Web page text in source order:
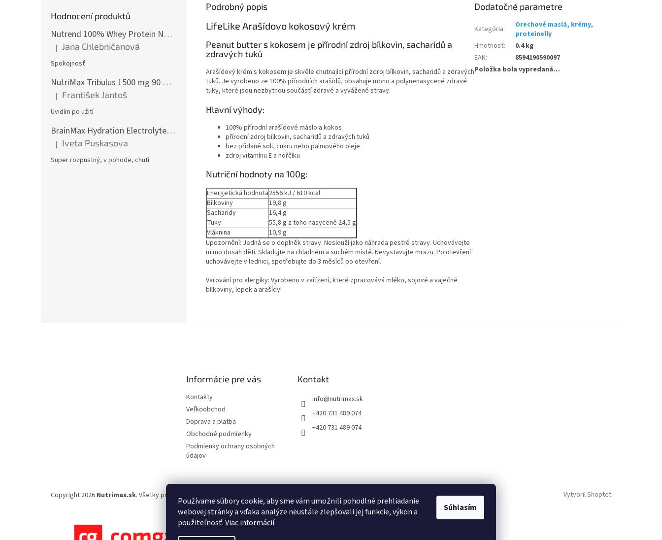
Používame súbory cookie, aby sme vám umožnili pohodlné prehliadanie
webovej stránky a vďaka analýze neustále zlepšovali jej funkcie, výkon a
použiteľnosť.Viac informácií
Súhlasím
Hodnocení produktů
Nutrend 100% Whey Protein NEW 2250 g
Hodnotenie produktu je 5 z 5 hviezdičiek.
| Jana Chlebničanová
Spokojnosť
NutriMax Tribulus 1500 mg 90 %, Kotvičník, Extra silný, 90 tablet
Hodnotenie produktu je 5 z 5 hviezdičiek.
| František Jantoš
Uvidím po užití
BrainMax Hydration Electrolytes, Hydratační elektrolyty, Citrón, 300 g
Hodnotenie produktu je 5 z 5 hviezdičiek.
| Iveta Puskasova
Super rozpustný, v pohode, chuti
Podrobný popis
LifeLike Arašídovo kokosový krém
Peanut butter s kokosem je přírodní zdroj bílkovin, sacharidů a
zdravých tuků
Arašídový krém s kokosem je skvěle chutnající přírodní zdroj bílkovin, sacharidů a zdravých
tuků. Je vyrobeno ze 100% přírodních arašídů, obsahuje mono a polynenasycené zdravé
tuky, které jsou nezbytnou součástí zdravé a vyvážené stravy.
Hlavní výhody:
100% přírodní arašídové máslo a kokos
přírodní zdroj bílkovin, sacharidů a zdravých tuků
bez přidané soli, cukru nebo palmového oleje
zdroj vitamínu E a hořčíku
Nutriční hodnoty na 100g:
Energetická hodnota2556 kJ / 610 kcal
Bílkoviny
19,8 g
Sacharidy
16,4 g
Tuky
55,8 g z toho nasycené 24,5 g
Vláknina
10,9 g
Upozornění: Jedná se o doplněk stravy. Neslouží jako náhrada pestré stravy. Uchovávejte
mimo dosah dětí. Skladujte na chladném a suchém místě. Nevystavujte mrazu. Po otevření
uchovávejte v lednici, spotřebujte do 3 měsíců po otevření.
Varování pro alergiky: Vyrobeno v zařízení, které zpracovává mléko, sojové a vaječné
bílkoviny, lepek a arašídy!
Dodatočné parametre
Kategória:
Orechové maslá, krémy,
proteinelly
Hmotnosť:
0.4 kg
EAN:
8594190590097
Položka bola vypredaná…
Informácie pre vás
Kontakty
Veľkoobchod
Doprava a platba
Obchodné podmienky
Podmienky ochrany osobných
údajov
Kontakt
info@nutrimax.sk
+420 731 489 074
+420 731 489 074
Vytvoril Shoptet
Copyright 2026 Nutrimax.sk. Všetky práva vyhradené.